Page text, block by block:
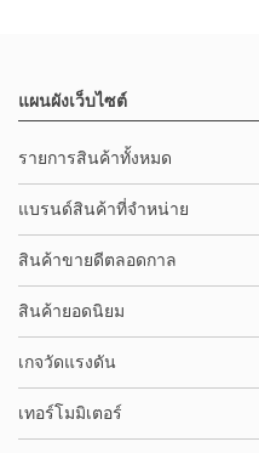
แผนผังเว็บไซต์
รายการสินค้าทั้งหมด
แบรนด์สินค้าที่จำหน่าย
สินค้าขายดีตลอดกาล
สินค้ายอดนิยม
เกจวัดแรงดัน
เทอร์โมมิเตอร์